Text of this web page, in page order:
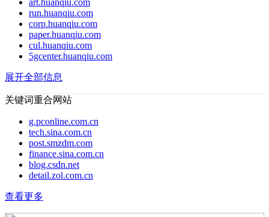
run.huanqiu.com
corp.huanqiu.com
paper.huanqiu.com
cul.huanqiu.com
5gcenter.huanqiu.com
展开全部信息
关键词重合网站
g.pconline.com.cn
tech.sina.com.cn
post.smzdm.com
finance.sina.com.cn
blog.csdn.net
detail.zol.com.cn
查看更多